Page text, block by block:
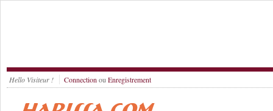
Hello Visiteur ! Connection ou Enregistrement